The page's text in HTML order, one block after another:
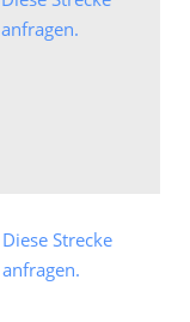
anfragen.
Diese Strecke
anfragen.